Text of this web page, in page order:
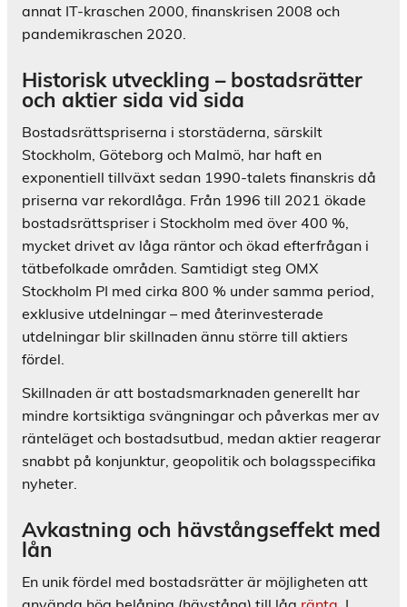
annat IT-kraschen 2000, finanskrisen 2008 och
pandemikraschen 2020.
Historisk utveckling – bostadsrätter
och aktier sida vid sida
Bostadsrättspriserna i storstäderna, särskilt
Stockholm, Göteborg och Malmö, har haft en
exponentiell tillväxt sedan 1990-talets finanskris då
priserna var rekordlåga. Från 1996 till 2021 ökade
bostadsrättspriser i Stockholm med över 400 %,
mycket drivet av låga räntor och ökad efterfrågan i
tätbefolkade områden. Samtidigt steg OMX
Stockholm PI med cirka 800 % under samma period,
exklusive utdelningar – med återinvesterade
utdelningar blir skillnaden ännu större till aktiers
fördel.
Skillnaden är att bostadsmarknaden generellt har
mindre kortsiktiga svängningar och påverkas mer av
ränteläget och bostadsutbud, medan aktier reagerar
snabbt på konjunktur, geopolitik och bolagsspecifika
nyheter.
Avkastning och hävstångseffekt med
lån
En unik fördel med bostadsrätter är möjligheten att